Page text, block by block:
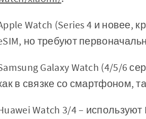
Watch (Series 4 и новее,
но требуют
Galaxy Watch (4/5/6
в связке со смартфоном,
Watch 3/4 –